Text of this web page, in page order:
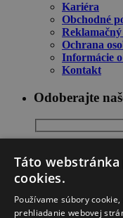
Kariéra
Obchodné
Ochrana
Informácie
Kontakt
Odoberajte
Táto
cookies.
Používame súbory
prehliadanie webovej